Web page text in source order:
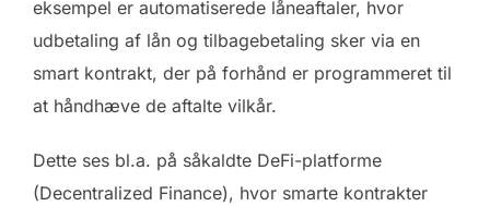
eksempel er automatiserede låneaftaler, hvor
udbetaling af lån og tilbagebetaling sker via en
smart kontrakt, der på forhånd er programmeret til
at håndhæve de aftalte vilkår.
Dette ses bl.a. på såkaldte DeFi-platforme
(Decentralized Finance), hvor smarte kontrakter